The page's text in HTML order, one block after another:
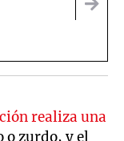
realiza una
o zurdo, y el